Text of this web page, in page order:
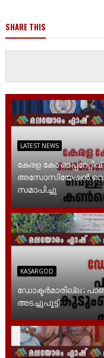
SHARE THIS
LATEST NEWS
കേരള കോ
അസോസിയേഷൻ
സമാപിച്ചു
KASARGOD
ഡോക്ടർമാരില്ല ;
അടച്ചുപൂട്ടി